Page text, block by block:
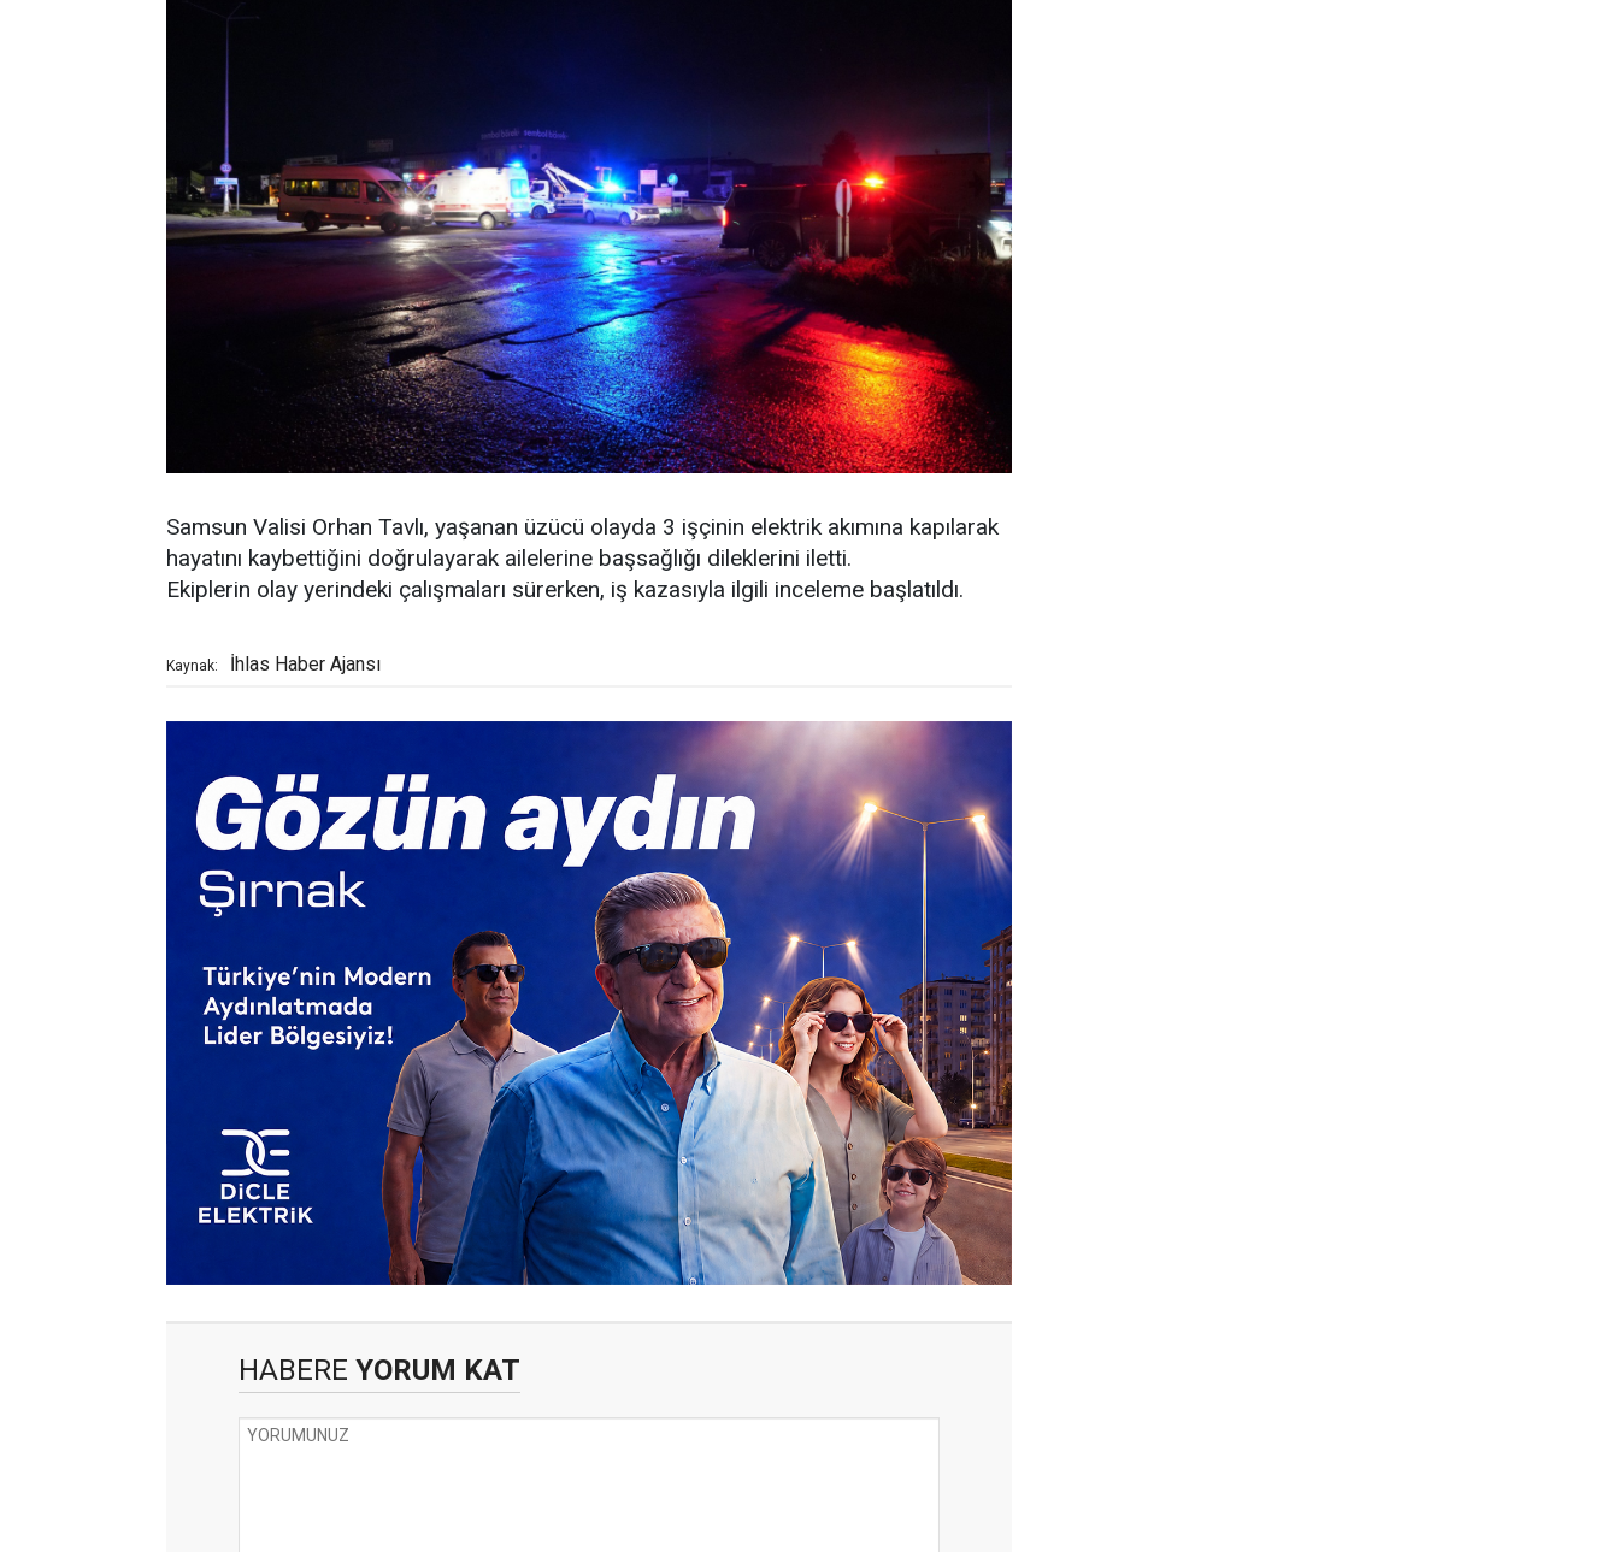
Samsun Valisi Orhan Tavlı, yaşanan üzücü olayda 3 işçinin elektrik akımına kapılarak
hayatını kaybettiğini doğrulayarak ailelerine başsağlığı dileklerini iletti.
Ekiplerin olay yerindeki çalışmaları sürerken, iş kazasıyla ilgili inceleme başlatıldı.
Kaynak: İhlas Haber Ajansı
HABERE YORUM KAT